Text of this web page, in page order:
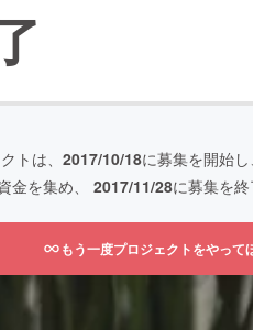
トは、 2017/10/18に募集を開始し
金を集め、 2017/11/28に募集を
もう一度プロジェクトをやって